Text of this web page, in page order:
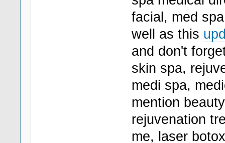
facial, med
well as this
and don't
skin spa,
medi spa,
mention
rejuvenation
me, laser